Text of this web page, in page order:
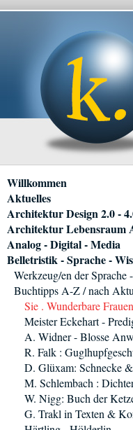
Navigation
überspringen
Willkommen
Aktuelles
Architektur Design 2.0 -
Architektur Lebensraum
Analog - Digital - Media
Belletristik - Sprache -
Werkzeug/en der Sprache
Buchtipps A-Z / nach
Sie . Wunderbare
Meister Eckehart -
A. Widner - Blosse
R. Falk :
D. Glüxam: Schnecke
M. Schlembach :
W. Nigg: Buch der
G. Trakl in Texten &